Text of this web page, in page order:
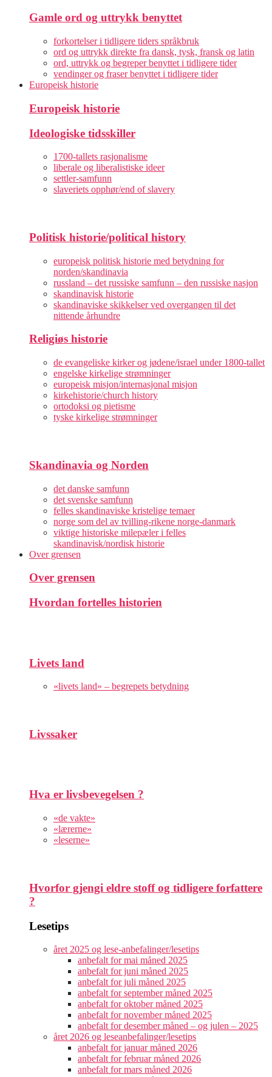
Gamle ord og uttrykk benyttet
forkortelser i tidligere tiders språkbruk
ord og uttrykk direkte fra dansk, tysk, fransk og latin
ord, uttrykk og begreper benyttet i tidligere tider
vendinger og fraser benyttet i tidligere tider
Europeisk historie
Europeisk historie
Ideologiske tidsskiller
1700-tallets rasjonalisme
liberale og liberalistiske ideer
settler-samfunn
slaveriets opphør/end of slavery
Politisk historie/political history
europeisk politisk historie med betydning for
norden/skandinavia
russland – det russiske samfunn – den russiske nasjon
skandinavisk historie
skandinaviske skikkelser ved overgangen til det
nittende århundre
Religiøs historie
de evangeliske kirker og jødene/israel under 1800-tallet
engelske kirkelige strømninger
europeisk misjon/internasjonal misjon
kirkehistorie/church history
ortodoksi og pietisme
tyske kirkelige strømninger
Skandinavia og Norden
det danske samfunn
det svenske samfunn
felles skandinaviske kristelige temaer
norge som del av tvilling-rikene norge-danmark
viktige historiske milepæler i felles
skandinavisk/nordisk historie
Over grensen
Over grensen
Hvordan fortelles historien
Livets land
«livets land» – begrepets betydning
Livssaker
Hva er livsbevegelsen ?
«de vakte»
«lærerne»
«leserne»
Hvorfor gjengi eldre stoff og tidligere forfattere
?
Lesetips
året 2025 og lese-anbefalinger/lesetips
anbefalt for mai måned 2025
anbefalt for juni måned 2025
anbefalt for juli måned 2025
anbefalt for september måned 2025
anbefalt for oktober måned 2025
anbefalt for november måned 2025
anbefalt for desember måned – og julen – 2025
året 2026 og leseanbefalinger/lesetips
anbefalt for januar måned 2026
anbefalt for februar måned 2026
anbefalt for mars måned 2026